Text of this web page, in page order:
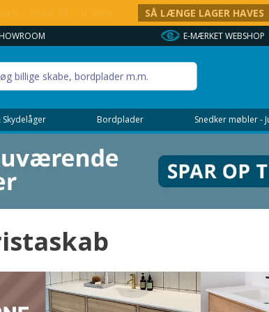
SÅ LÆNGE LAGER HAVES
E-MÆRKET WEBSHOP
Bordplader Snedker møbler -